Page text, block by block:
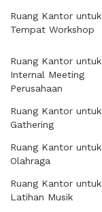
Ruang Kantor untuk
Tempat Workshop
Ruang Kantor untuk
Internal Meeting
Perusahaan
Ruang Kantor untuk
Gathering
Ruang Kantor untuk
Olahraga
Ruang Kantor untuk
Latihan Musik